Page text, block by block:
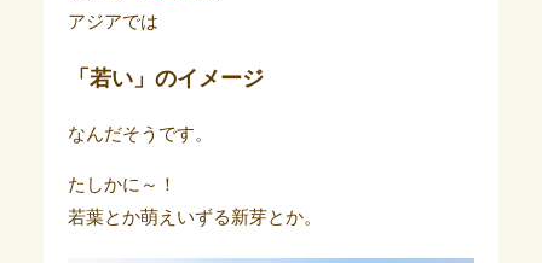
アジアでは
「若い」のイメージ
なんだそうです。
たしかに～！
若葉とか萌えいずる新芽とか。